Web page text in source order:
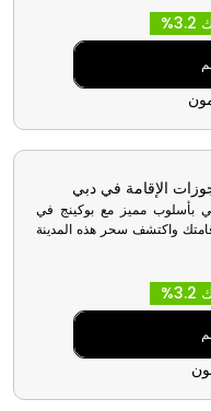
الإقامة في دبي
بأسلوب مميز مع بوكينج في
واكتشف سحر هذه المدينة
الاستفادة من خصومات حصرية
بالتوفير واللحظات التي لا